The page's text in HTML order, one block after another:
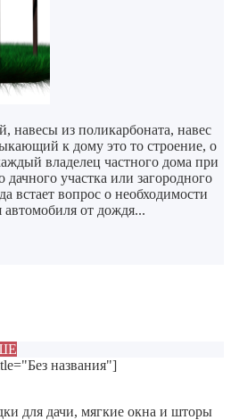
навесы из поликарбоната, навес
к дому это то строение, о
владелец частного дома при
дачного участка или загородного
встает вопрос о необходимости
автомобиля от дождя...
названия"]
для дачи, мягкие окна и шторы